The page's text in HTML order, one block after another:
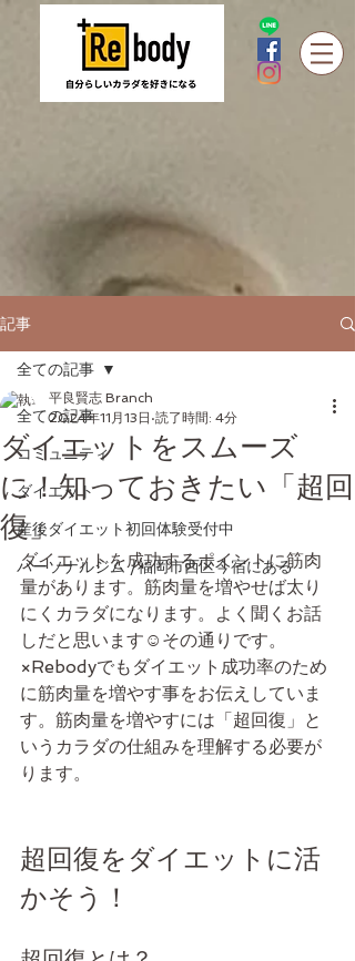
記事
全ての記事
コミュニティ
ダイエット
産後ダイエット初回体験受付中
パーソナルジム /福岡市西区今宿にある
全ての記事
ダイエットをスムーズ
に！知っておきたい「超回
復」
平良賢志 Branch
2024年11月13日 読了時間: 4分
ダイエットを成功するポイントに筋肉
量があります。筋肉量を増やせば太り
にくカラダになります。よく聞くお話
しだと思います☺️その通りです。
×Rebodyでもダイエット成功率のため
に筋肉量を増やす事をお伝えしていま
す。筋肉量を増やすには「超回復」と
いうカラダの仕組みを理解する必要が
ります。
超回復をダイエットに活
かそう！